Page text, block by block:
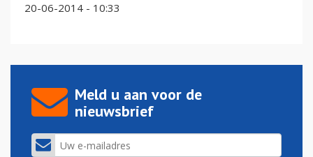
20-06-2014 - 10:33
Meld u aan voor de
nieuwsbrief